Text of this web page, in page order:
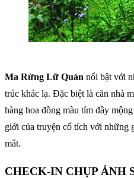
Ma Rừng Lữ Quán nổi bật với
trúc khác lạ. Đặc biệt là căn nhà
hàng hoa đồng màu tím đầy
giới của truyện cổ tích với những
mắt.
CHECK-IN CHỤP ẢNH